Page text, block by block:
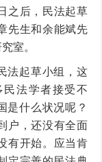
之后，民法起草
先生和余能斌先
室。
法起草小组，这
法学者接受不
是什么状况呢？
户，还没有全面
有开始。应当肯